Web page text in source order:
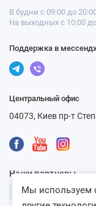
В будни с 09:00 до
На выходных с 10:00
Поддержка в
Центральный офис
04073, Киев пр-т
Наши партнеры
Мы используем